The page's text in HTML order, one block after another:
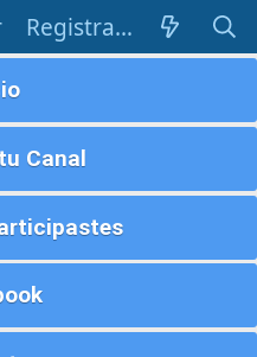
Registrarse
Canal